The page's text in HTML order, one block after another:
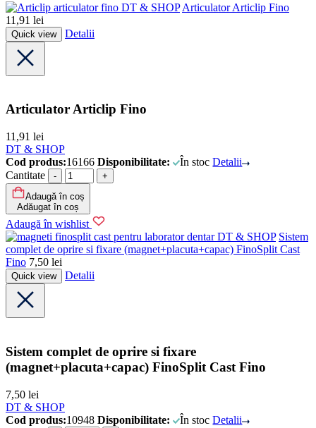
DT & SHOP Articulator Articlip Fino
11,91 lei
Quick view Detalii
Articulator Articlip Fino
11,91 lei
DT & SHOP
Cod produs:16166 Disponibilitate: În stocDetalii
Cantitate
Adaugă în coș
Adăugat în coș
Adaugă în wishlist
DT & SHOP Sistem
complet de oprire si fixare (magnet+placuta+capac) FinoSplit Cast
Fino 7,50 lei
Quick view Detalii
Sistem complet de oprire si fixare
(magnet+placuta+capac) FinoSplit Cast Fino
7,50 lei
DT & SHOP
Cod produs:10948 Disponibilitate: În stocDetalii